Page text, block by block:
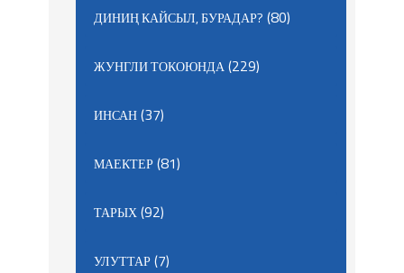
ДИНИҢ КАЙСЫЛ, БУРАДАР? (80)
ЖУНГЛИ ТОКОЮНДА(229)
ИНСАН(37)
МАЕКТЕР(81)
ТАРЫХ(92)
УЛУТТАР(7)